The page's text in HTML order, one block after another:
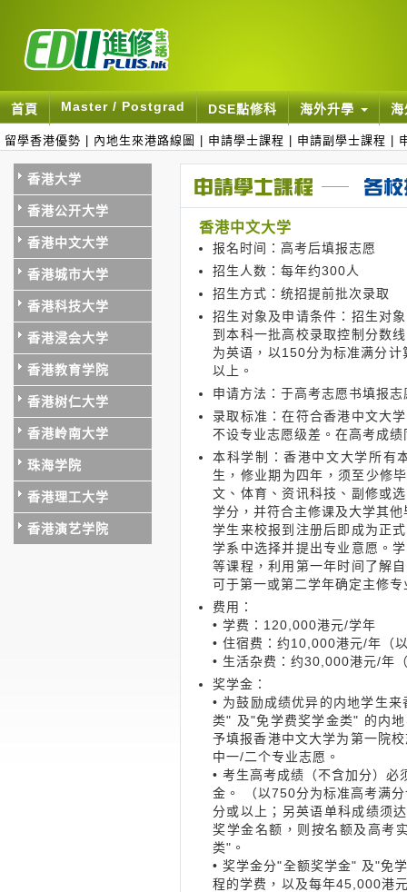
首頁 Master / Postgrad DSE點修科 海外升學
留學香港優勢 內地生來港路線圖 申請學士課程 申請副學士課程
香港大学
香港公开大学
香港中文大学
香港城市大学
香港科技大学
香港浸会大学
香港教育学院
香港树仁大学
香港岭南大学
珠海学院
香港理工大学
香港演艺学院
香港中文大学
报名时间：高考后填报志愿
招生人数：每年约300人
招生方式：统招提前批次录取
招生对象及申请条件：招生对
到本科一批高校录取控制分数
为英语，以150分为标准满分
以上。
申请方法：于高考志愿书填报志
录取标准：在符合香港中文大
不设专业志愿级差。在高考成
本科学制：香港中文大学所有
生，修业期为四年，须至少修
文、体育、资讯科技、副修或
学分，并符合主修课及大学其
学生来校报到注册后即成为正
学系中选择并提出专业意愿。
等课程，利用第一年时间了解
可于第一或第二学年确定主修专
费用：
• 学费：120,000港元/学年
• 住宿费：约10,000港元/年（
• 生活杂费：约30,000港元/年
奖学金：
• 为鼓励成绩优异的内地学生
类" 及"免学费奖学金类" 的内
予填报香港中文大学为第一院
中一/二个专业志愿。
• 考生高考成绩（不含加分）
金。 （以750分为标准高考满
分或以上；另英语单科成绩须
奖学金名额，则按名额及高考
类"。
• 奖学金分"全额奖学金" 及"免
程的学费，以及每年45,000港